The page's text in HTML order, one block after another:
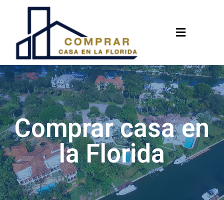
Comprar casa en
la Florida